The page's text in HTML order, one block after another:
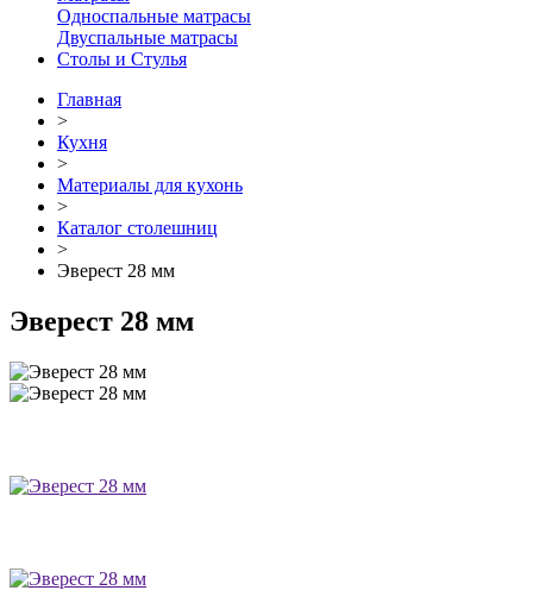
Односпальные матрасы
Двуспальные матрасы
Столы и Стулья
Главная
>
Кухня
>
Материалы для кухонь
>
Каталог столешниц
>
Эверест 28 мм
Эверест 28 мм